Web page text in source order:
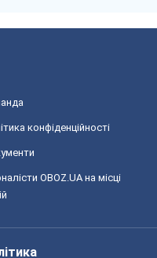
конфіденційності
OBOZ.UA на місці